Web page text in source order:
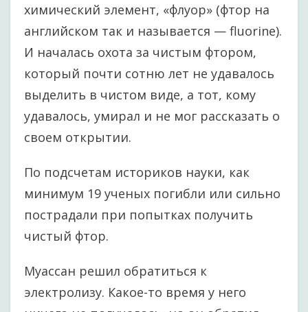
химический элемент, «флуор» (фтор на
английском так и называется — fluorine).
И началась охота за чистым фтором,
который почти сотню лет не удавалось
выделить в чистом виде, а тот, кому
удавалось, умирал и не мог рассказать о
своем открытии.
По подсчетам историков науки, как
минимум 19 ученых погибли или сильно
пострадали при попытках получить
чистый фтор.
Муассан решил обратиться к
электролизу. Какое-то время у него